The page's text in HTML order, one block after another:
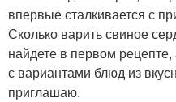
впервые сталкивается с
Сколько варить свиное
найдете в первом
с вариантами блюд из
приглашаю.